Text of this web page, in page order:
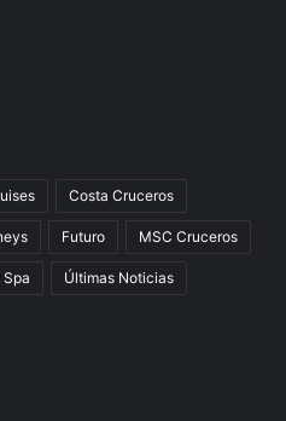
Costa Cruceros
Futuro MSC Cruceros
Spa Últimas Noticias